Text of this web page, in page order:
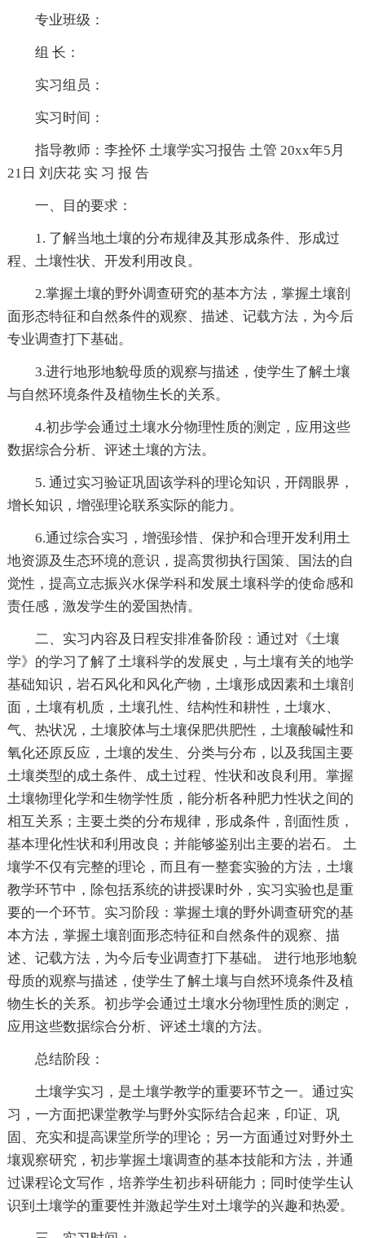
专业班级：
组 长：
实习组员：
实习时间：
指导教师：李拴怀 土壤学实习报告 土管 20xx年5月
21日 刘庆花 实 习 报 告
一、目的要求：
1. 了解当地土壤的分布规律及其形成条件、形成过
程、土壤性状、开发利用改良。
2.掌握土壤的野外调查研究的基本方法，掌握土壤剖
面形态特征和自然条件的观察、描述、记载方法，为今后
专业调查打下基础。
3.进行地形地貌母质的观察与描述，使学生了解土壤
与自然环境条件及植物生长的关系。
4.初步学会通过土壤水分物理性质的测定，应用这些
数据综合分析、评述土壤的方法。
5. 通过实习验证巩固该学科的理论知识，开阔眼界，
增长知识，增强理论联系实际的能力。
6.通过综合实习，增强珍惜、保护和合理开发利用土
地资源及生态环境的意识，提高贯彻执行国策、国法的自
觉性，提高立志振兴水保学科和发展土壤科学的使命感和
责任感，激发学生的爱国热情。
二、实习内容及日程安排准备阶段：通过对《土壤
学》的学习了解了土壤科学的发展史，与土壤有关的地学
基础知识，岩石风化和风化产物，土壤形成因素和土壤剖
面，土壤有机质，土壤孔性、结构性和耕性，土壤水、
气、热状况，土壤胶体与土壤保肥供肥性，土壤酸碱性和
氧化还原反应，土壤的发生、分类与分布，以及我国主要
土壤类型的成土条件、成土过程、性状和改良利用。掌握
土壤物理化学和生物学性质，能分析各种肥力性状之间的
相互关系；主要土类的分布规律，形成条件，剖面性质，
基本理化性状和利用改良；并能够鉴别出主要的岩石。 土
壤学不仅有完整的理论，而且有一整套实验的方法，土壤
教学环节中，除包括系统的讲授课时外，实习实验也是重
要的一个环节。实习阶段：掌握土壤的野外调查研究的基
本方法，掌握土壤剖面形态特征和自然条件的观察、描
述、记载方法，为今后专业调查打下基础。 进行地形地貌
母质的观察与描述，使学生了解土壤与自然环境条件及植
物生长的关系。初步学会通过土壤水分物理性质的测定，
应用这些数据综合分析、评述土壤的方法。
总结阶段：
土壤学实习，是土壤学教学的重要环节之一。通过实
习，一方面把课堂教学与野外实际结合起来，印证、巩
固、充实和提高课堂所学的理论；另一方面通过对野外土
壤观察研究，初步掌握土壤调查的基本技能和方法，并通
过课程论文写作，培养学生初步科研能力；同时使学生认
识到土壤学的重要性并激起学生对土壤学的兴趣和热爱。